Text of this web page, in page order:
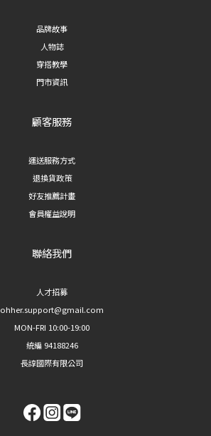
品牌故事
人物誌
穿搭教學
門市資訊
顧客服務
運送服務方式
退換貨政策
好友推薦計畫
會員權益說明
聯絡我們
人才招募
ohher.support@gmail.com
MON-FRI 10:00-19:00
統編 94188246
長諄國際有限公司